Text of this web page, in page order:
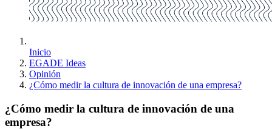
Inicio
EGADE Ideas
Opinión
¿Cómo medir la cultura de innovación de una empresa?
¿Cómo medir la cultura de innovación de una
empresa?